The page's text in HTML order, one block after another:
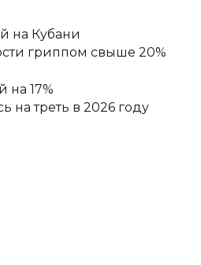
на Кубани
гриппом свыше 20%
на 17%
на треть в 2026 году